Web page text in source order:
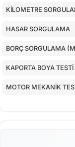
KİLOMETRE
HASAR SORGULAMA
BORÇ SORGULAMA
KAPORTA BOYA TESTİ
MOTOR MEKANİK